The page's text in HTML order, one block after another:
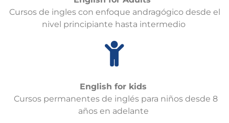
Cursos de inglescon enfoque andragógico desde el
nivel principiante hasta intermedio
English for kids
Cursos permanentes de inglés para niños desde 8
años en adelante